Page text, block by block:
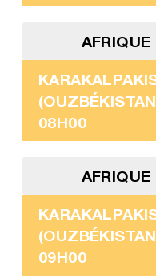
08H00
09H00